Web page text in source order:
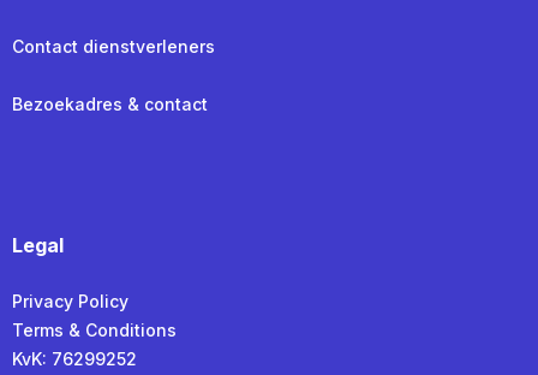
Contact dienstverleners
Bezoekadres & contact
Legal
Privacy Policy
Terms & Conditions
KvK: 76299252